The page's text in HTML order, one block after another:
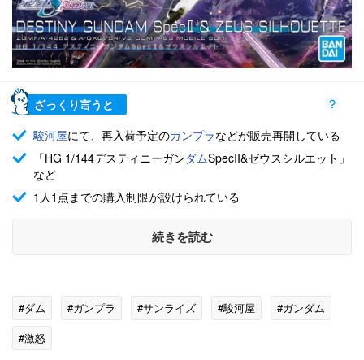
ざっくり言うと
駿河屋にて、再入荷予定のガンプラなどが販売再開している
「HG 1/144デスティニーガンダムSpecII&ゼウスシルエット」
など
1人1点までの購入制限が設けられている
続きを読む
#ダム #ガンプラ #サンライズ #駿河屋
#ガンダム
#激怒